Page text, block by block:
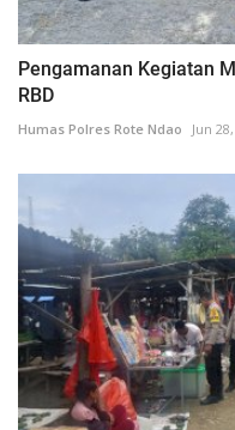
Pengamanan Kegiatan
RBD
Humas Polres Rote Ndao Jun